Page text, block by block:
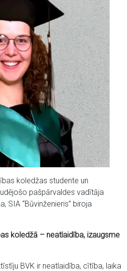
koledžas studente un
pašpārvaldes vadītāja
SIA “Būvinženieris” biroja
koledžā – neatlaidība, izaugsme
BVK ir neatlaidība, cītība, laika